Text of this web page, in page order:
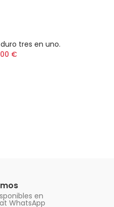
tres en uno.
€
en
WhatsApp